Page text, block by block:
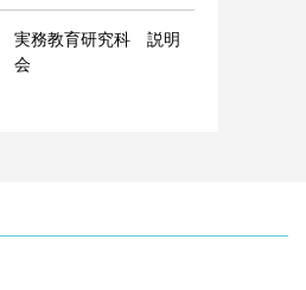
実務教育研究科 説明
会